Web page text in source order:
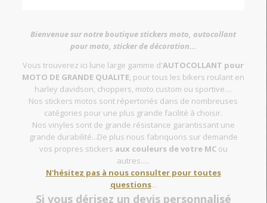
Bienvenue sur notre boutique stickers moto, autocollant
pour moto, sticker de décoration...
Vous trouverez ici lune large gamme d'AUTOCOLLANT pour
MOTO DE GRANDE QUALITE , pour tous les bikers roulant en
harley davidson, choppers, moto custom ou sportive....
Nos stickers motos sont répertoriés dans de nombreuses
catégories pour une plus grande facilité à choisir.
Nos vinyles sont de grande résistance garantissant une
grande durabilité...De plus nous fabriquons sur demande
vos propres stickers aux couleurs de votre MCou
autres.....
N'hésitez pas à nous consulter pour toutes
questions...
Si vous dérisez un devis personnalisé